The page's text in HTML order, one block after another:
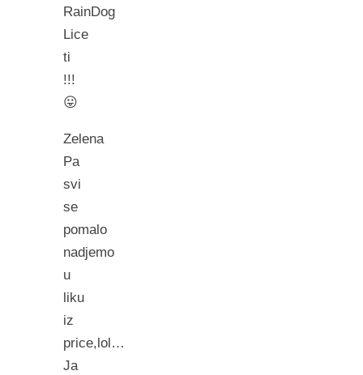
RainDog
Lice
ti
!!!
😛
Zelena
Pa
svi
se
pomalo
nadjemo
u
liku
iz
price,lol…
Ja